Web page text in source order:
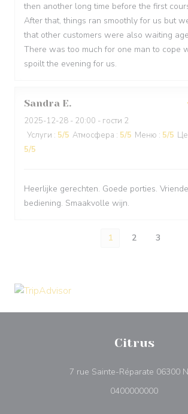
then another long time before the first
After that, things ran smoothly for us but
that other customers were also waiting
There was too much for one man to cope
spoilt the evening for us.
Sandra E
2025-12-28 - 20:00 - гости 2
Услуги : 5/5 Атмосфера : 5/5 Меню : 5/5
5/5
Heerlijke gerechten. Goede porties.
bediening. Smaakvolle wijn.
1 2 3
Citrus
7 rue Sainte-Réparate 06300
0400000000